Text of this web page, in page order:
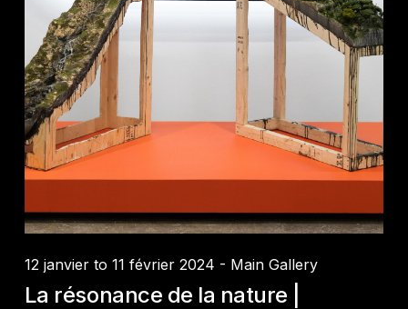
12 janvier to 11 février 2024 - Main Gallery
La résonance de la nature |